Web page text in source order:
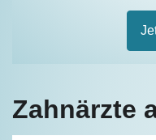
Zahnärzte